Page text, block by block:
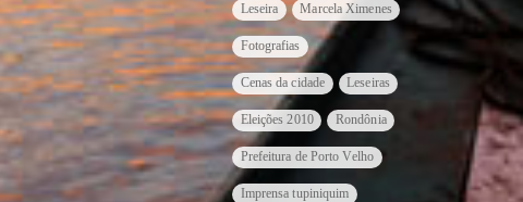
Leseira Marcela Ximenes
Fotografias
Cenas da cidade Leseiras
Eleições 2010 Rondônia
Prefeitura de Porto Velho
Imprensa tupiniquim